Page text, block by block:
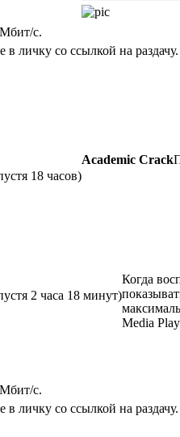
с.
личку со ссылкой на раздачу.
18 часов)
Academic Crack
2 часа 18 минут)
Когда
Media
с.
личку со ссылкой на раздачу.